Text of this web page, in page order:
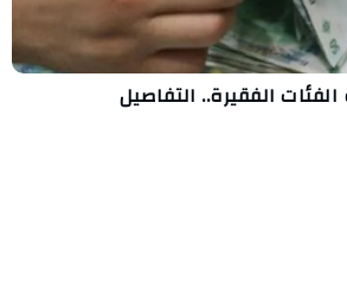
الفقيرة.. التفاصيل